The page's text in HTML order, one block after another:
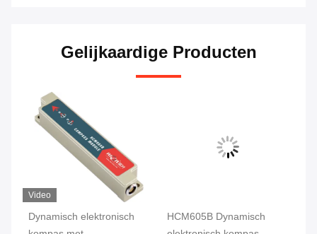
Gelijkaardige Producten
Video
Dynamisch elektronisch
HCM605B Dynamisch